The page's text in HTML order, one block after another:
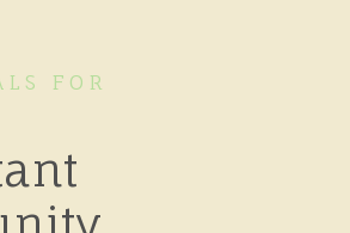
FOR